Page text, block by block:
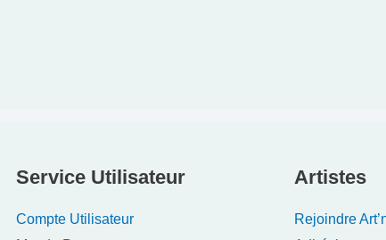
Service Utilisateur
Compte Utilisateur
Artistes
Rejoindre